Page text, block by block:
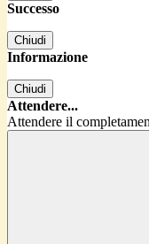
Successo
Chiudi
Informazione
Chiudi
Attendere...
Attendere il